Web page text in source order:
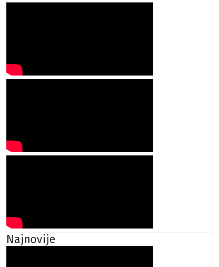
Najnovije